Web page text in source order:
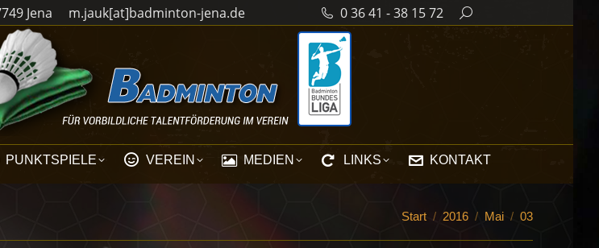
Jena m.jauk[at]badminton-jena.de 0 36 41 - 38 15 72 Search:
PUNKTSPIELE VEREIN MEDIEN LINKS KONTAKT
Sie befinden sich hier:
Start 2016 Mai 03